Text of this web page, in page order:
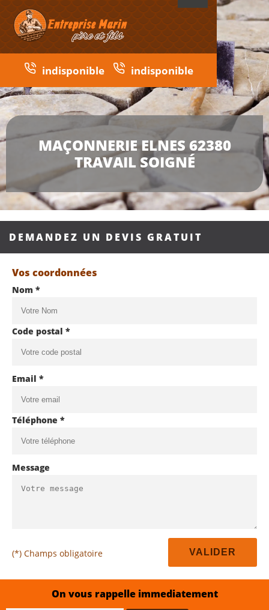
indisponible indisponible
MAÇONNERIE ELNES 62380
TRAVAIL SOIGNÉ
DEMANDEZ UN DEVIS GRATUIT
Vos coordonnées
Nom *
Code postal *
Email *
Téléphone *
Message
(*) Champs obligatoire
On vous rappelle immediatement